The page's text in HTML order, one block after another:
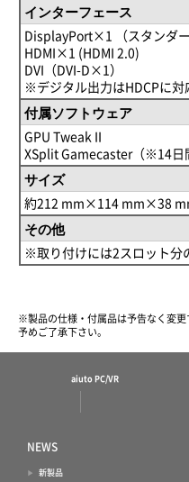
インターフェース
DisplayPort×1 （スタンダ
HDMI×1 (HDMI 2.0)
DVI（DVI-D×1）
※デジタル出力はHDCPに対
付属ソフトウェア
GPU Tweak II
XSplit Gamecaster（※14日
サイズ
約212 mm×114 mm×38
その他
※取り付けには2スロット分
※製品の仕様・付属品は予告なく変更
予めご了承下さい。
aiuto PC/VR
NEWS
新製品